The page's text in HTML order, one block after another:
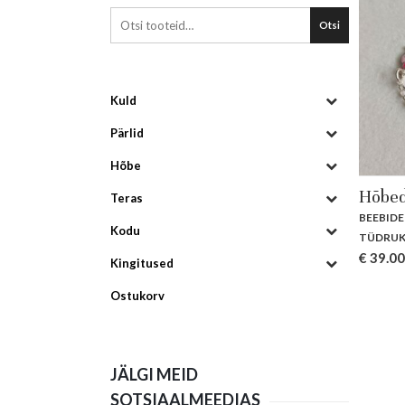
€ 39.00
Otsi
Kuld
Pärlid
Hõbe
Teras
Kodu
Kingitused
Ostukorv
JÄLGI MEID
SOTSIAALMEEDIAS